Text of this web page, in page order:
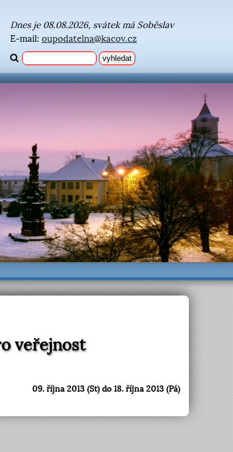
Dnes je 08.08.2026, svátek má Soběslav
E-mail: oupodatelna@kacov.cz
veřejnost
09. října 2013 (St) do 18. října 2013 (Pá)